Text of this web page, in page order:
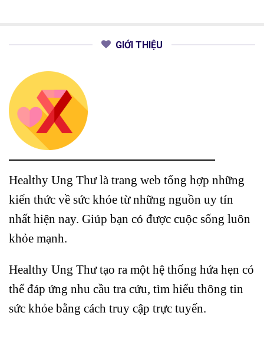
GIỚI THIỆU
Healthy Ung Thư là trang web tổng hợp những
kiến thức về sức khỏe từ những nguồn uy tín
nhất hiện nay. Giúp bạn có được cuộc sống luôn
khỏe mạnh.
Healthy Ung Thư tạo ra một hệ thống hứa hẹn có
thể đáp ứng nhu cầu tra cứu, tìm hiểu thông tin
sức khỏe bằng cách truy cập trực tuyến.